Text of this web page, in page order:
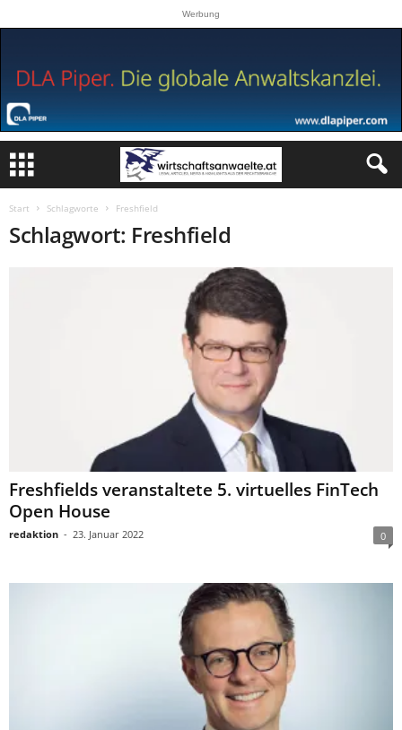
Werbung
Start Schlagworte Freshfield
Schlagwort: Freshfield
Freshfields veranstaltete 5. virtuelles FinTech
Open House
redaktion - 23. Januar 2022 0